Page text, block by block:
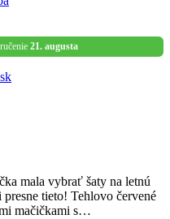
21. augusta
mala vybrať šaty na letnú
tieto! Tehlovo červené
mačičkami s…